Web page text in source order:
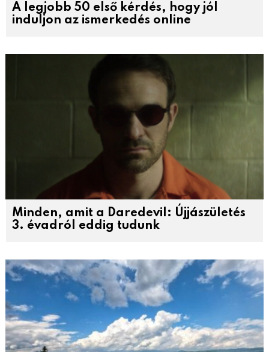
A legjobb 50 első kérdés, hogy jól
induljon az ismerkedés online
Minden, amit a Daredevil: Újjászületés
3. évadról eddig tudunk